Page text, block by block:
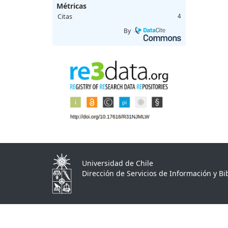
Métricas
Citas 4
By
Universidad de Chile
Dirección de Servicios de Información y